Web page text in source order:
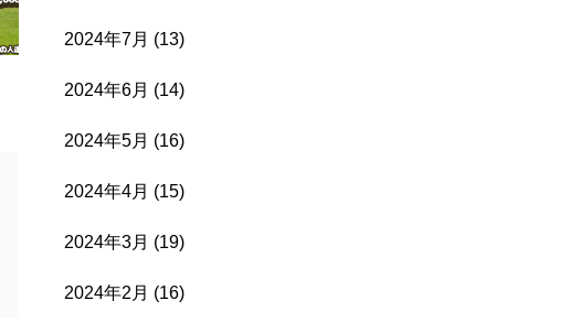
2024年7月 (13)
2024年6月 (14)
2024年5月 (16)
2024年4月 (15)
2024年3月 (19)
2024年2月 (16)